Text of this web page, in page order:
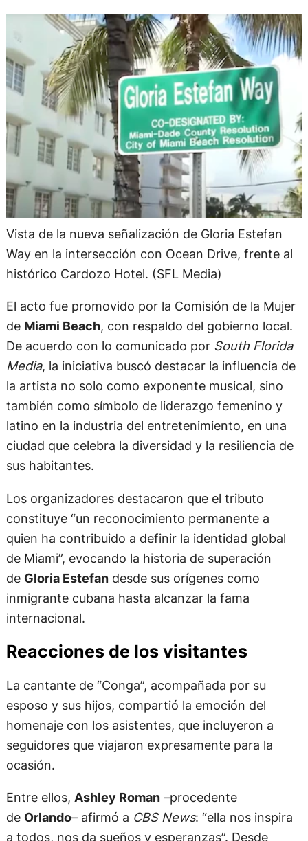
Vista de la nueva señalización de Gloria Estefan
Way en la intersección con Ocean Drive, frente al
histórico Cardozo Hotel. (SFL Media)
El acto fue promovido por la Comisión de la Mujer
de Miami Beach, con respaldo del gobierno local.
De acuerdo con lo comunicado por South Florida
Media, la iniciativa buscó destacar la influencia de
la artista no solo como exponente musical, sino
también como símbolo de liderazgo femenino y
latino en la industria del entretenimiento, en una
ciudad que celebra la diversidad y la resiliencia de
sus habitantes.
Los organizadores destacaron que el tributo
constituye “un reconocimiento permanente a
quien ha contribuido a definir la identidad global
de Miami”, evocando la historia de superación
de Gloria Estefandesde sus orígenes como
inmigrante cubana hasta alcanzar la fama
internacional.
Reacciones de los visitantes
La cantante de “Conga”, acompañada por su
esposo y sus hijos, compartió la emoción del
homenaje con los asistentes, que incluyeron a
seguidores que viajaron expresamente para la
ocasión.
Entre ellos, Ashley Roman–procedente
de Orlando– afirmó a CBS News: “ella nos inspira
a todos, nos da sueños y esperanzas”. Desde